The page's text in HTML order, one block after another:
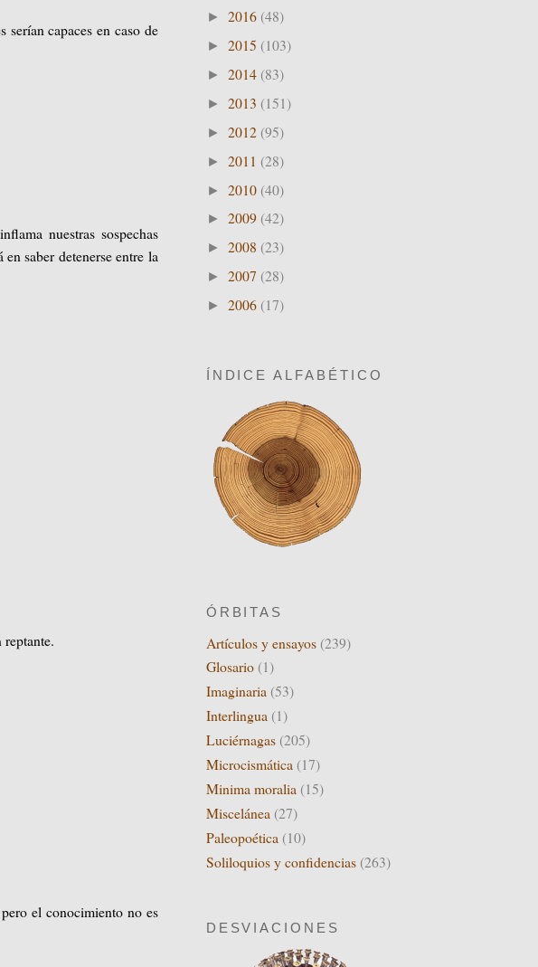
capaces en caso de
nuestras sospechas
saber detenerse entre la
el conocimiento no es
► 2016 (48)
► 2015 (103)
► 2014 (83)
► 2013 (151)
► 2012 (95)
► 2011 (28)
► 2010 (40)
► 2009 (42)
► 2008 (23)
► 2007 (28)
► 2006 (17)
ÍNDICE ALFABÉTICO
ÓRBITAS
Artículos y ensayos (239)
Glosario (1)
Imaginaria (53)
Interlingua (1)
Luciérnagas (205)
Microcismática (17)
Minima moralia (15)
Miscelánea (27)
Paleopoética (10)
Soliloquios y confidencias (263)
DESVIACIONES